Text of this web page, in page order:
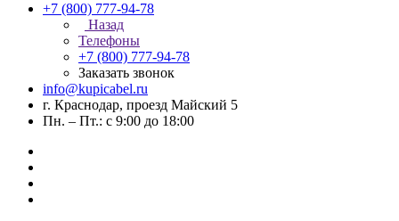
+7 (800) 777-94-78
Назад
Телефоны
+7 (800) 777-94-78
Заказать звонок
info@kupicabel.ru
г. Краснодар, проезд Майский 5
Пн. – Пт.: с 9:00 до 18:00